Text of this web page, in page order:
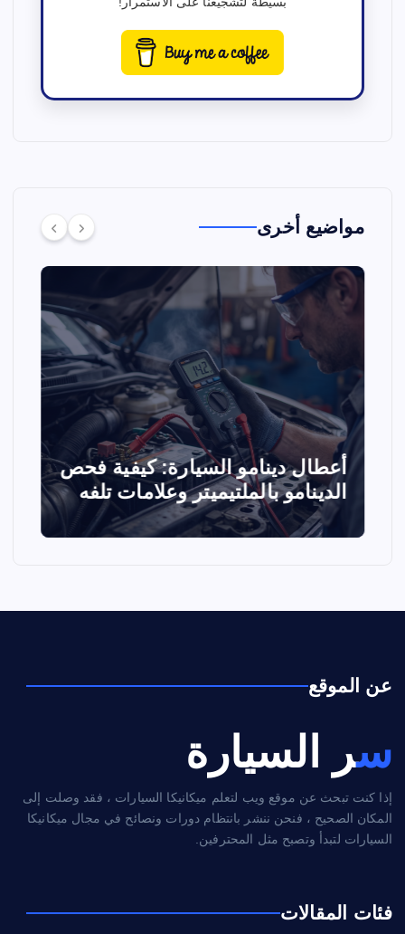
مواضيع أخرى
أعطال دينامو السيارة: كيفية فحص
الدينامو بالملتيميتر وعلامات تلفه
عن الموقع
سر السيارة
إذا كنت تبحث عن موقع ويب لتعلم ميكانيكا السيارات ، فقد وصلت إلى
المكان الصحيح ، فنحن ننشر بانتظام دورات ونصائح في مجال ميكانيكا
السيارات لتبدأ وتصبح مثل المحترفين.
فئات المقالات